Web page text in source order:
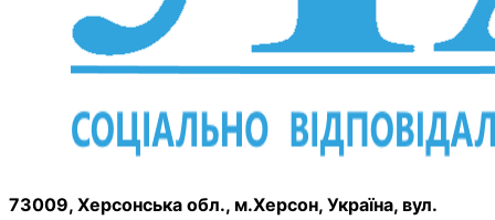
73009, Херсонська обл., м.Херсон, Україна, вул.